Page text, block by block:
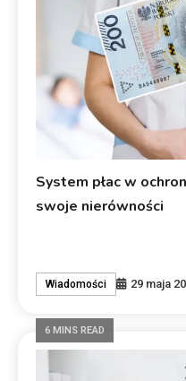
System płac w
swoje nierówności
Wiadomości 29 maja
6 MINS READ